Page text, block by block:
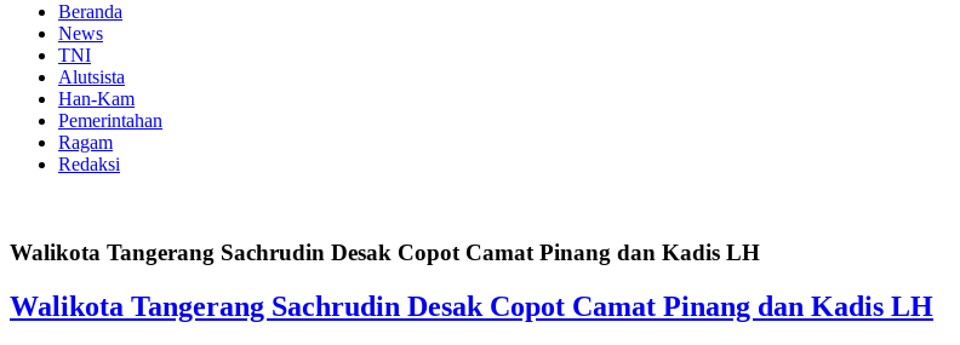
Beranda
News
TNI
Alutsista
Han-Kam
Pemerintahan
Ragam
Redaksi
Walikota Tangerang Sachrudin Desak Copot Camat Pinang dan Kadis LH
Walikota Tangerang Sachrudin Desak Copot Camat Pinang dan Kadis LH